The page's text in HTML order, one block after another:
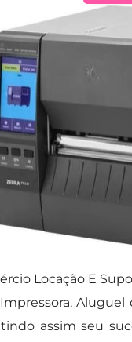
Locação E
Aluguel
assim seu